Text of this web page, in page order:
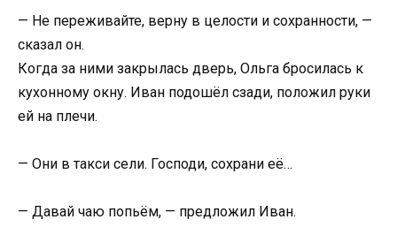
— Не переживайте, верну в целости и сохранности, —
сказал он.
Когда за ними закрылась дверь, Ольга бросилась к
кухонному окну. Иван подошёл сзади, положил руки
ей на плечи.
— Они в такси сели. Господи, сохрани её…
— Давай чаю попьём, — предложил Иван.